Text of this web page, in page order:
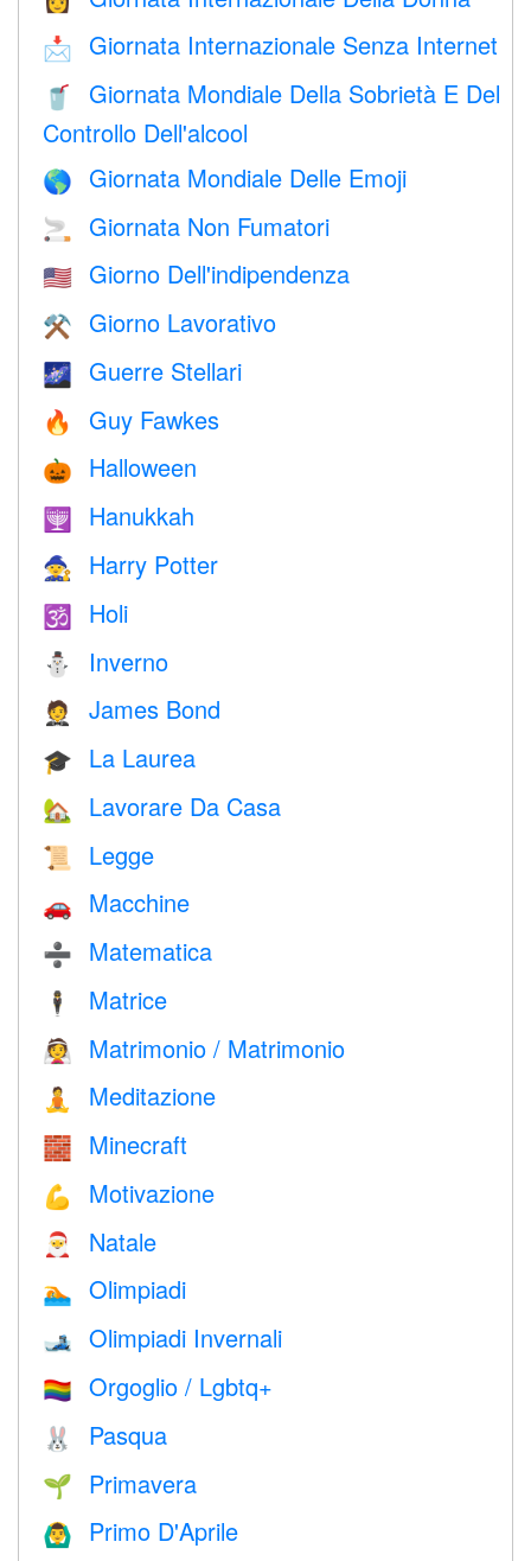
📩 Giornata Internazionale Senza Internet
🥤
Giornata Mondiale Della Sobrietà E Del
Controllo Dell'alcool
🌎 Giornata Mondiale Delle Emoji
🚬 Giornata Non Fumatori
🇺🇸 Giorno Dell'indipendenza
⚒️ Giorno Lavorativo
🌌 Guerre Stellari
🔥 Guy Fawkes
🎃 Halloween
🕎 Hanukkah
🧙 Harry Potter
🕉 Holi
⛄ Inverno
🤵 James Bond
🎓 La Laurea
🏡 Lavorare Da Casa
📜 Legge
🚗 Macchine
➗ Matematica
🕴️ Matrice
👰 Matrimonio / Matrimonio
🧘 Meditazione
🧱 Minecraft
💪 Motivazione
🎅 Natale
🏊 Olimpiadi
🎿 Olimpiadi Invernali
🏳️‍🌈 Orgoglio / Lgbtq+
🐰 Pasqua
🌱 Primavera
🙆‍♂️ Primo D'Aprile